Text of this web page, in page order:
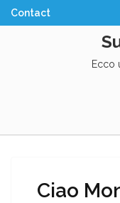
Skip
to
Ecco
Ciao